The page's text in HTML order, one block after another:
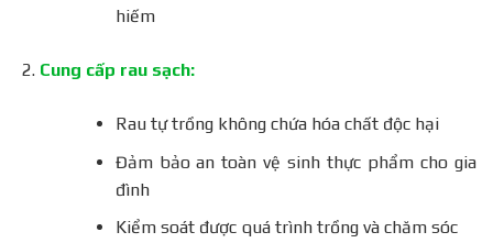
hiếm
Cung cấp rau sạch:
Rau tự trồng không chứa hóa chất độc hại
Đảm bảo an toàn vệ sinh thực phẩm cho gia
đình
Kiểm soát được quá trình trồng và chăm sóc